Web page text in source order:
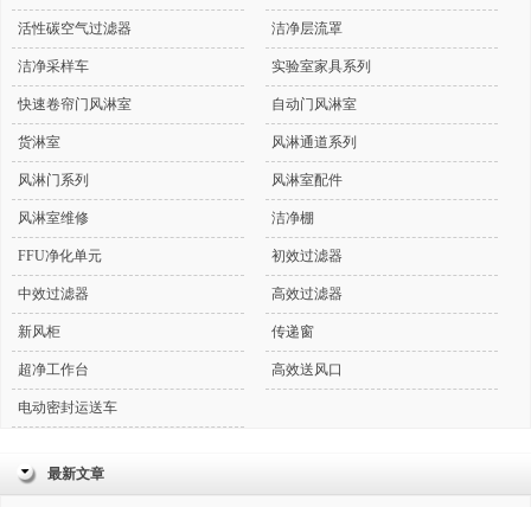
活性碳空气过滤器 洁净层流罩
洁净采样车 实验室家具系列
快速卷帘门风淋室 自动门风淋室
货淋室 风淋通道系列
风淋门系列 风淋室配件
风淋室维修 洁净棚
FFU净化单元 初效过滤器
中效过滤器 高效过滤器
新风柜 传递窗
超净工作台 高效送风口
电动密封运送车
最新文章